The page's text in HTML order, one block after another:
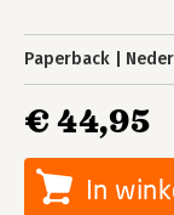
Paperback
€ 44,95
In